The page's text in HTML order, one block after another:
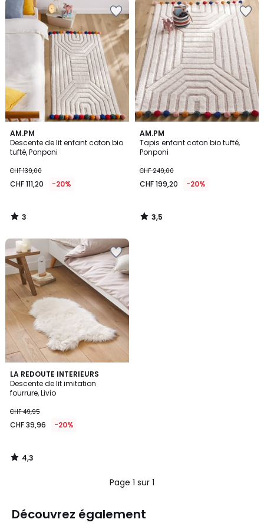
AM.PM
Descente de lit enfant coton bio
tufté, Ponponi
CHF 139,00
CHF 111,20 -20%
3
/
5
3
/
AM.PM
Tapis enfant coton bio tufté,
Ponponi
CHF 249,00
CHF 199,20 -20%
3,5
/ 5
3,5
/
LA REDOUTE INTERIEURS
Descente de lit imitation
fourrure, Livio
CHF 49,95
CHF 39,96 -20%
4,3
/ 5
4,3
/
Page 1 sur 1
Découvrez également